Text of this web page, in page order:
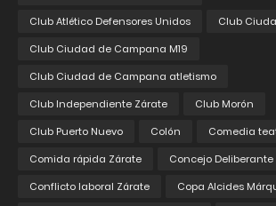
Club Atlético Defensores Unidos
Club
Club Ciudad de Campana M19
Club Ciudad de Campana atletismo
Club Independiente Zárate
Club Morón
Club Puerto Nuevo
Colón
Comedia
Comida rápida Zárate
Concejo Deliberante
Conflicto laboral Zárate
Copa Alcides